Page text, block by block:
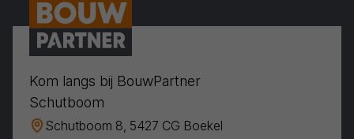
Kom langs bij BouwPartner
Schutboom
Schutboom 8, 5427 CG Boekel